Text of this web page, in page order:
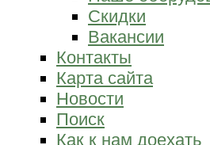
Скидки
Вакансии
Контакты
Карта сайта
Новости
Поиск
Как к нам доехать